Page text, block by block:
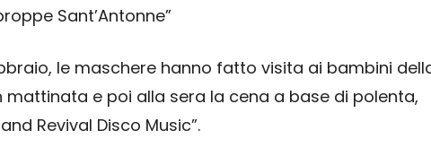
Sant’Antonne”
le maschere hanno fatto visita ai bambini
mattinata e poi alla sera la cena a base di polenta,
Revival Disco Music”.